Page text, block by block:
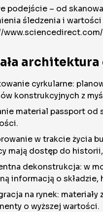
podejście – od
śledzenia i
cyrkularne:
konstrukcyjnych z
material passport od
w trakcie życia
mają dostęp do
dekonstrukcja: w
informacją o
na rynek:
o wyższej wartości.